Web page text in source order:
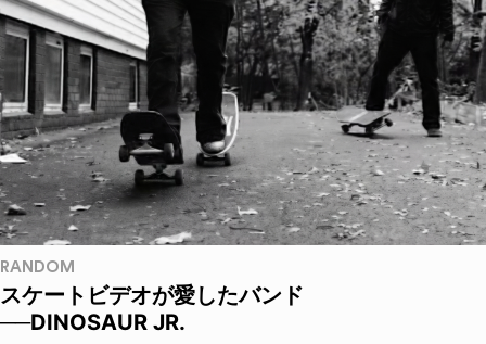
RANDOM
スケートビデオが愛したバンド
──DINOSAUR JR.